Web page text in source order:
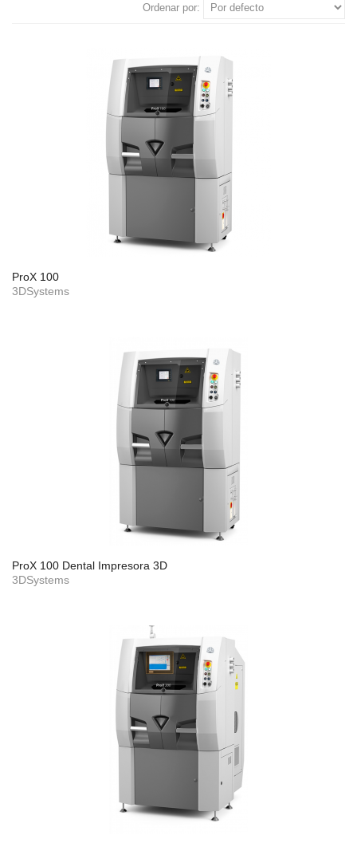
Ordenar por:
ProX 100
3DSystems
ProX 100 Dental Impresora 3D
3DSystems